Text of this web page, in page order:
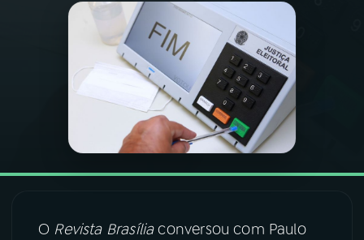
A RÁDIO
PROGRAMAÇÃO
PROGRAMAS
VIDEOCASTS
O Revista Brasíliaconversou com Paulo